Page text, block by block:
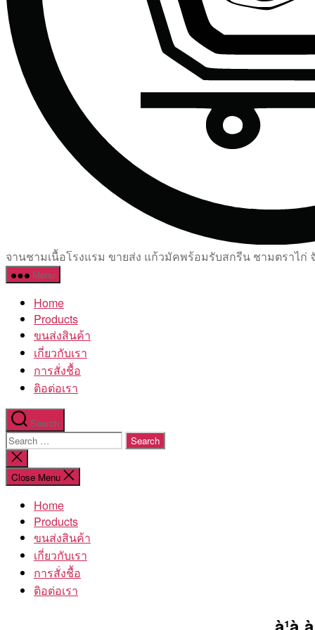
จานชามเนื้อโรงแรม ขายส่ง แก้วมัคพร้อมรับสกรีน ชามตราไก่
Menu
Home
Products
ขนส่งสินค้า
เกี่ยวกับเรา
การสั่งชื้อ
ติอต่อเรา
Search
Search
for:
Close
search
Close Menu
Home
Products
ขนส่งสินค้า
เกี่ยวกับเรา
การสั่งชื้อ
ติอต่อเรา